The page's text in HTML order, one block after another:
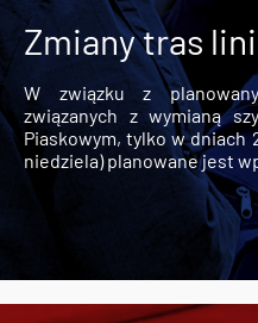
Zmiany tras
W związku z
związanych z wymianą
Piaskowym, tylko w dniach
niedziela) planowane jest